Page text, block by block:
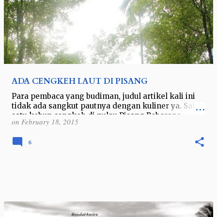
ADA CENGKEH LAUT DI PISANG
Para pembaca yang budiman, judul artikel kali ini
tidak ada sangkut pautnya dengan kuliner ya. Salah
satu kebun cengkeh di pulau Pisang Beberapa
waktu yang lalu saya berkesem…
on February 18, 2015
6